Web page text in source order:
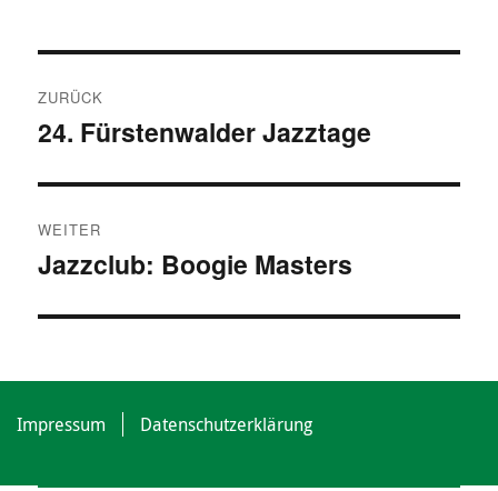
ZURÜCK
Vorheriger
24. Fürstenwalder Jazztage
WEITER
Nächster
Jazzclub: Boogie Masters
Impressum Datenschutzerklärung